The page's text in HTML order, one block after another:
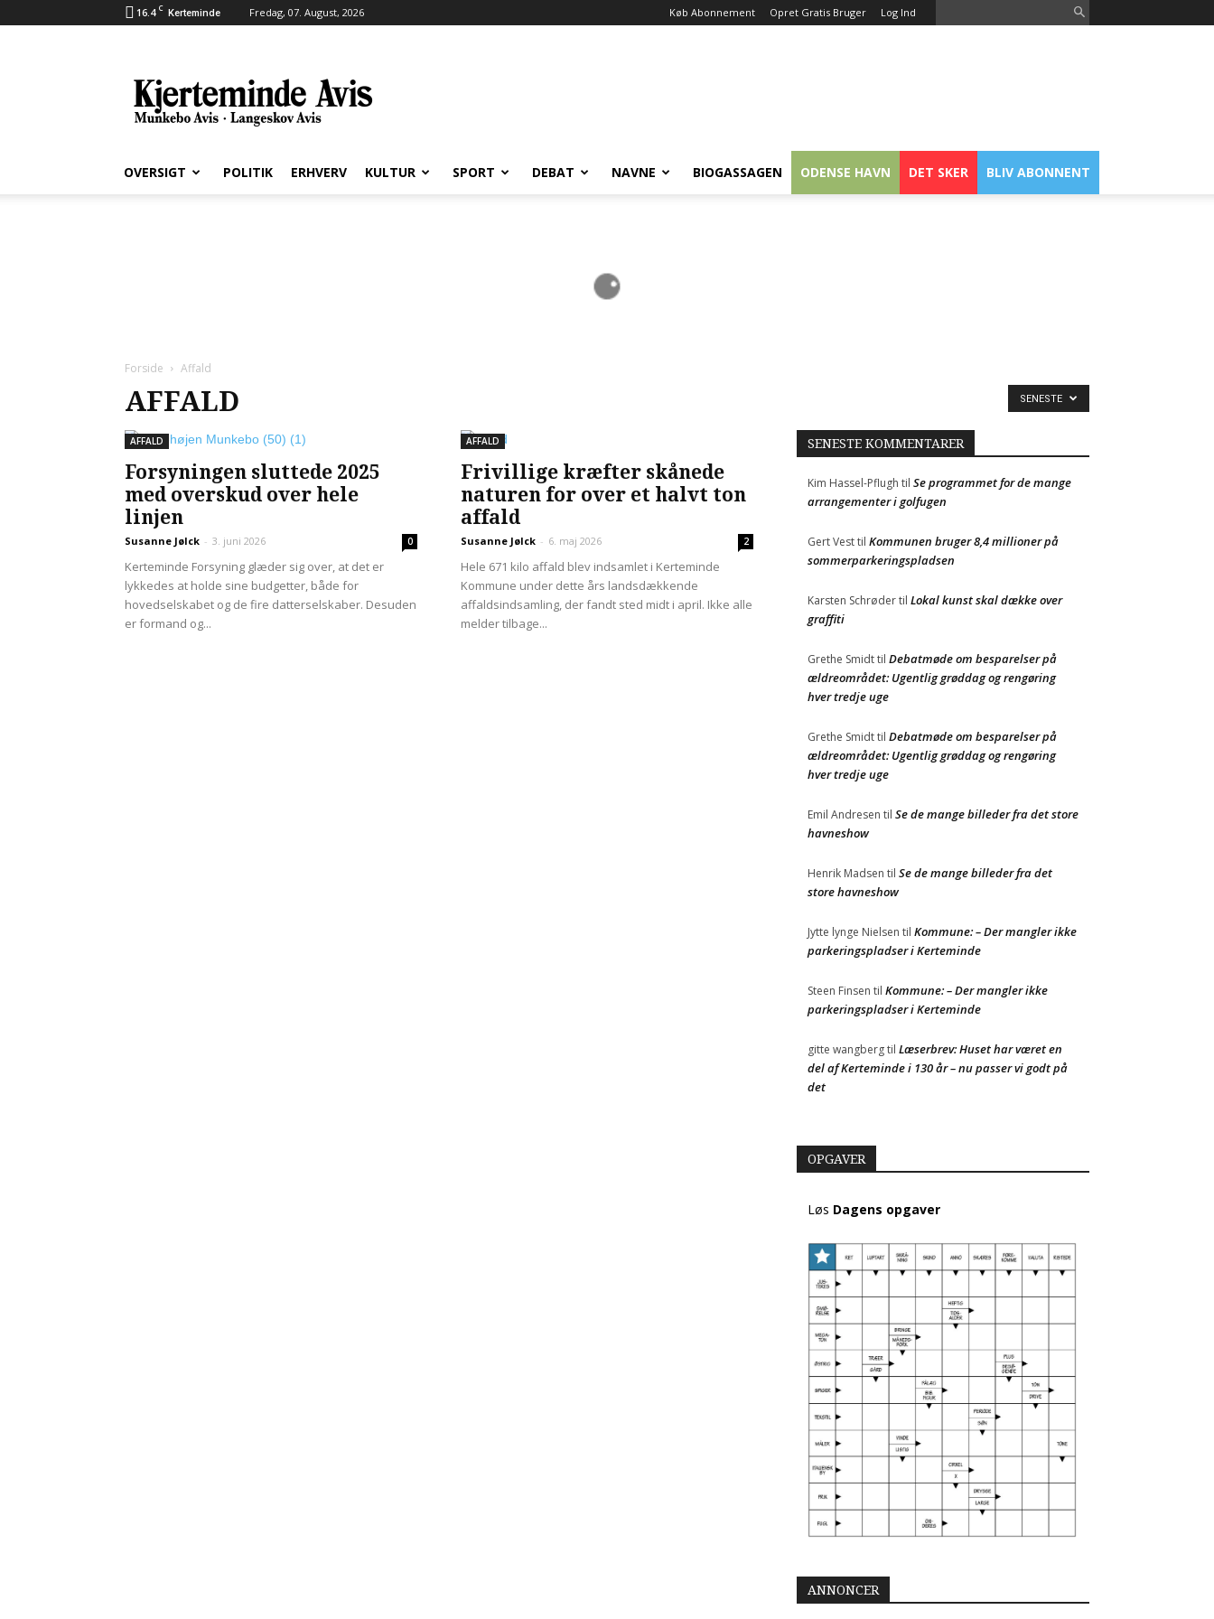
16.4 C Kerteminde Fredag, 07. August, 2026 Køb Abonnement Opret Gratis Bruger Log Ind
Avis
OVERSIGT POLITIK ERHVERV KULTUR SPORT DEBAT NAVNE BIOGASSAGEN ODENSE HAVN DET SKER BLIV ABONNENT
Forside Affald
AFFALD SENESTE
AFFALD
Forsyningen sluttede 2025
med overskud over hele
linjen
Susanne Jølck - 3. juni 2026 0
Kerteminde Forsyning glæder sig over, at det er
lykkedes at holde sine budgetter, både for
hovedselskabet og de fire datterselskaber. Desuden
er formand og...
AFFALD
Frivillige kræfter skånede
naturen for over et halvt ton
affald
Susanne Jølck - 6. maj 2026 2
Hele 671 kilo affald blev indsamlet i Kerteminde
Kommune under dette års landsdækkende
affaldsindsamling, der fandt sted midt i april. Ikke alle
melder tilbage...
SENESTE KOMMENTARER
Kim Hassel-Pflugh til Se programmet for de mange
arrangementer i golfugen
Gert Vesttil Kommunen bruger 8,4 millioner på
sommerparkeringspladsen
Karsten Schrødertil Lokal kunst skal dække over
graffiti
Grethe Smidttil Debatmøde om besparelser på
ældreområdet: Ugentlig grøddag og rengøring
hver tredje uge
Grethe Smidttil Debatmøde om besparelser på
ældreområdet: Ugentlig grøddag og rengøring
hver tredje uge
Emil Andresen til Se de mange billeder fra det store
havneshow
Henrik Madsen til Se de mange billeder fra det
store havneshow
Jytte lynge Nielsen til Kommune: – Der mangler ikke
parkeringspladser i Kerteminde
Steen Finsen til Kommune: – Der mangler ikke
parkeringspladser i Kerteminde
gitte wangbergtil Læserbrev: Huset har været en
del af Kerteminde i 130 år – nu passer vi godt på
det
OPGAVER
Løs Dagens opgaver
ANNONCER